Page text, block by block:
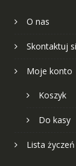
O nas
Skontaktuj
Moje konto
Koszyk
Do kasy
Lista życzeń